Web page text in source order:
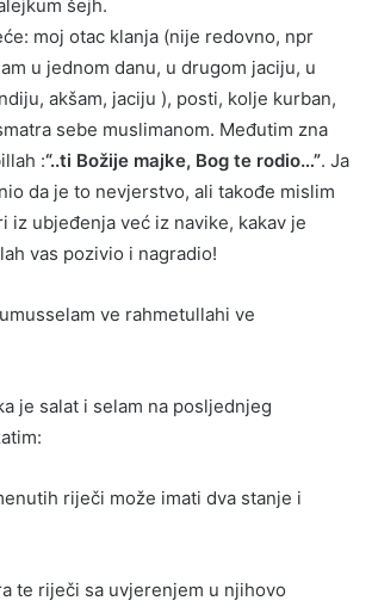
šejh.
moj otac klanja (nije redovno, npr
u jednom danu, u drugom jaciju, u
akšam, jaciju ), posti, kolje kurban,
sebe muslimanom. Međutim zna
:“..ti Božije majke, Bog te rodio…”. Ja
da je to nevjerstvo, ali takođe mislim
iz ubjeđenja već iz navike, kakav je
vas pozivio i nagradio!
ve rahmetullahi ve
je salat i selam na posljednjeg
riječi može imati dva stanje i
te riječi sa uvjerenjem u njihovo